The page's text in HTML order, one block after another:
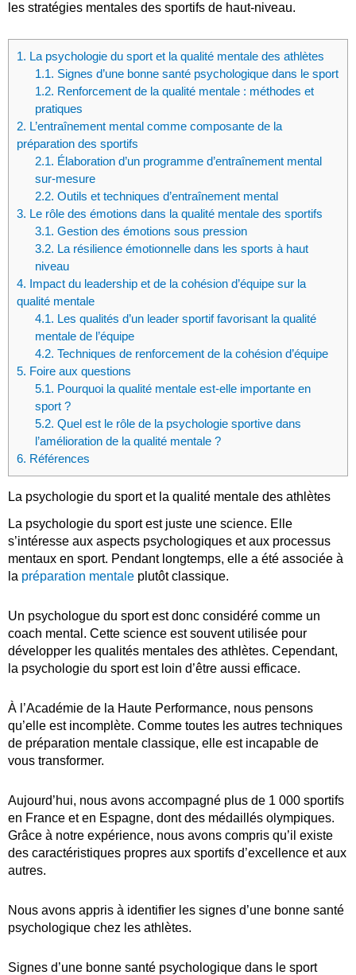
les stratégies mentales des sportifs de haut-niveau.
1. La psychologie du sport et la qualité mentale des athlètes
1.1. Signes d’une bonne santé psychologique dans le sport
1.2. Renforcement de la qualité mentale : méthodes et
pratiques
2. L’entraînement mental comme composante de la
préparation des sportifs
2.1. Élaboration d’un programme d’entraînement mental
sur-mesure
2.2. Outils et techniques d’entraînement mental
3. Le rôle des émotions dans la qualité mentale des sportifs
3.1. Gestion des émotions sous pression
3.2. La résilience émotionnelle dans les sports à haut
niveau
4. Impact du leadership et de la cohésion d’équipe sur la
qualité mentale
4.1. Les qualités d’un leader sportif favorisant la qualité
mentale de l’équipe
4.2. Techniques de renforcement de la cohésion d’équipe
5. Foire aux questions
5.1. Pourquoi la qualité mentale est-elle importante en
sport ?
5.2. Quel est le rôle de la psychologie sportive dans
l’amélioration de la qualité mentale ?
6. Références
La psychologie du sport et la qualité mentale des athlètes
La psychologie du sport est juste une science. Elle
s’intéresse aux aspects psychologiques et aux processus
mentaux en sport. Pendant longtemps, elle a été associée à
la préparation mentale plutôt classique.
Un psychologue du sport est donc considéré comme un
coach mental. Cette science est souvent utilisée pour
développer les qualités mentales des athlètes. Cependant,
la psychologie du sport est loin d’être aussi efficace.
À l’Académie de la Haute Performance, nous pensons
qu’elle est incomplète. Comme toutes les autres techniques
de préparation mentale classique, elle est incapable de
vous transformer.
Aujourd’hui, nous avons accompagné plus de 1 000 sportifs
en France et en Espagne, dont des médaillés olympiques.
Grâce à notre expérience, nous avons compris qu’il existe
des caractéristiques propres aux sportifs d’excellence et aux
autres.
Nous avons appris à identifier les signes d’une bonne santé
psychologique chez les athlètes.
Signes d’une bonne santé psychologique dans le sport